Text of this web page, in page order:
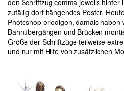
den Schriftzug comma jeweils hinter
zufällig dort hängendes Poster.
Photoshop erledigen, damals haben
Bahnübergängen und Brücken
Größe der Schriftzüge teilweise
und nur mit Hilfe von zusätzlichen